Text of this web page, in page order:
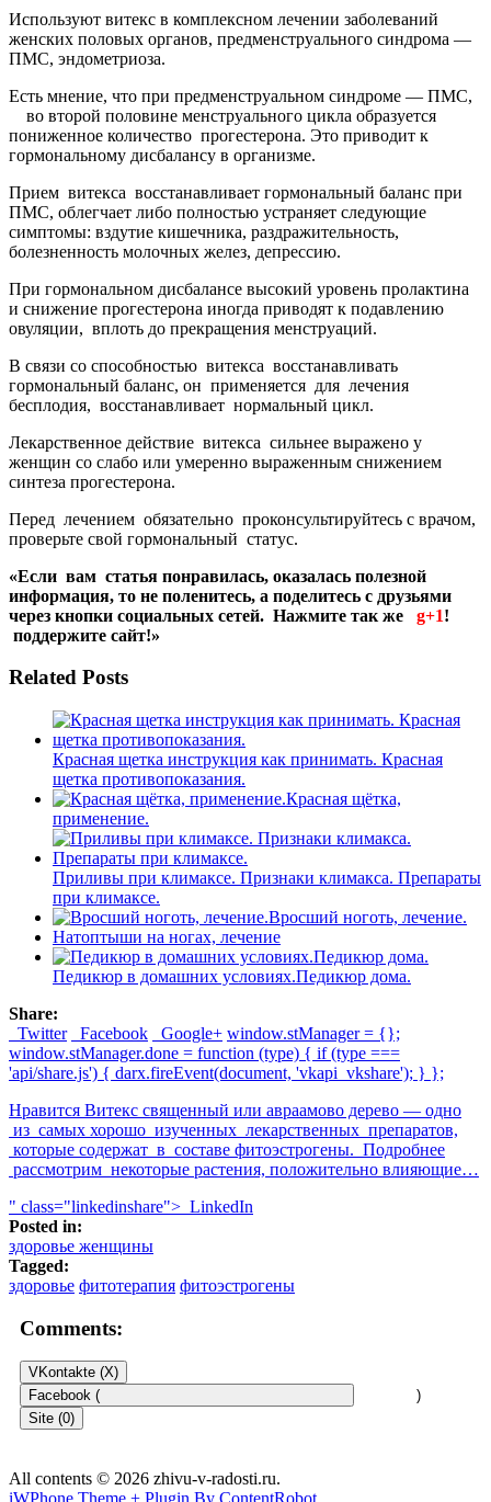
Используют витекс в комплексном лечении заболеваний
женских половых органов, предменструального синдрома —
ПМС, эндометриоза.
Есть мнение, что при предменструальном синдроме — ПМС,
во второй половине менструального цикла образуется
пониженное количество прогестерона. Это приводит к
гормональному дисбалансу в организме.
Прием витекса восстанавливает гормональный баланс при
ПМС, облегчает либо полностью устраняет следующие
симптомы: вздутие кишечника, раздражительность,
болезненность молочных желез, депрессию.
При гормональном дисбалансе высокий уровень пролактина
и снижение прогестерона иногда приводят к подавлению
овуляции, вплоть до прекращения менструаций.
В связи со способностью витекса восстанавливать
гормональный баланс, он применяется для лечения
бесплодия, восстанавливает нормальный цикл.
Лекарственное действие витекса сильнее выражено у
женщин со слабо или умеренно выраженным снижением
синтеза прогестерона.
Перед лечением обязательно проконсультируйтесь с врачом,
проверьте свой гормональный статус.
«Если вам статья понравилась, оказалась полезной
информация, то не поленитесь, а поделитесь с друзьями
через кнопки социальных сетей. Нажмите так же
g+1!
поддержите сайт!»
Related Posts
Красная щетка инструкция как принимать. Красная
щетка противопоказания.
Красная щётка,
применение.
Приливы при климаксе. Признаки климакса. Препараты
при климаксе.
Вросший ноготь, лечение.
Натоптыши на ногах, лечение
Педикюр в домашних условиях.Педикюр дома.
Share:
Twitter
Facebook Google+ window.stManager = {};
window.stManager.done = function (type) { if (type ===
'api/share.js') { darx.fireEvent(document, 'vkapi_vkshare'); } };
Нравится Витекс священный или авраамово дерево — одно
из самых хорошо изученных лекарственных препаратов,
которые содержат в составе фитоэстрогены. Подробнее
рассмотрим некоторые растения, положительно влияющие…
" class="linkedinshare"> LinkedIn
Posted in:
здоровье женщины
Tagged:
здоровье фитотерапия фитоэстрогены
Comments:
VKontakte (X)
Facebook (
)
Site (0)
All contents © 2026 zhivu-v-radosti.ru.